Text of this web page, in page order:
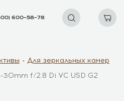
600–58–78
Для зеркальных камер
30mm f/2.8 Di VC USD G2